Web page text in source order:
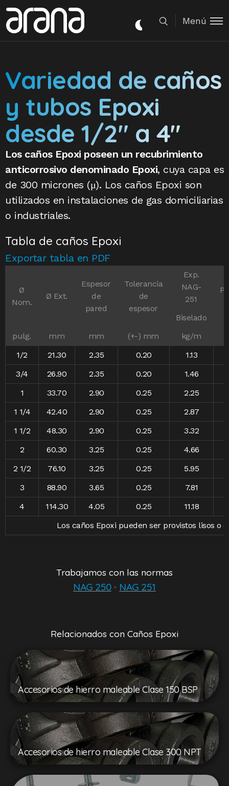
Menú
Variedad de caños
y tubos Epoxi
desde 1/2" a 4"
Los caños Epoxi poseen un recubrimiento
anticorrosivo denominado Epoxi, cuya capa es
de 300 micrones (μ). Los caños Epoxi son
utilizados en instalaciones de gas domiciliarias
o industriales.
Tabla de caños Epoxi
Exportar tabla en PDF
Ø
Nom.
Ø Ext.
Espesor
de
pared
Tolerancia
de
espesor
Exp.
NAG-
251
Biselado
pulg.
mm mm (+-) mm
kg/m
1/2
21.30 2.35 0.20
1.13
3/4
26.90 2.35 0.20
1.46
1
33.70 2.90 0.25
2.25
1 1/4
42.40 2.90 0.25
2.87
1 1/2
48.30 2.90 0.25
3.32
2
60.30 3.25 0.25
4.66
2 1/2
76.10 3.25 0.25
5.95
3
88.90 3.65 0.25
7.81
4
114.30 4.05 0.25
11.18
Los caños Epoxi pueden ser provistos lisos o
Trabajamos con las normas
NAG 250• NAG 251
Relacionados con Caños Epoxi
Accesorios de hierro maleable Clase 150 BSP
Accesorios de hierro maleable Clase 300 NPT